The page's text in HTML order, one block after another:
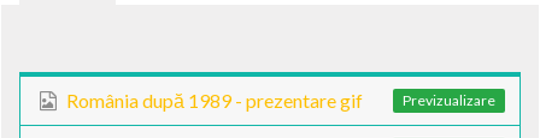
România după 1989 - prezentare gif Previzualizare